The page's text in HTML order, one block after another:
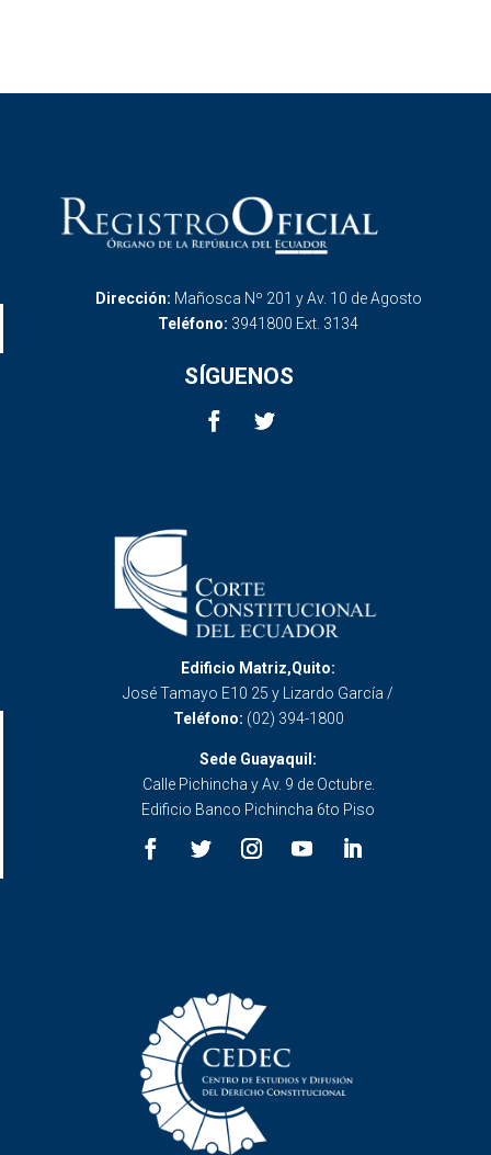
Dirección: Mañosca Nº 201 y Av. 10 de Agosto
Teléfono: 3941800 Ext. 3134
SÍGUENOS
Edificio Matriz,Quito:
José Tamayo E10 25 y Lizardo García /
Teléfono: (02) 394-1800
Sede Guayaquil:
Calle Pichincha y Av. 9 de Octubre.
Edificio Banco Pichincha 6to Piso